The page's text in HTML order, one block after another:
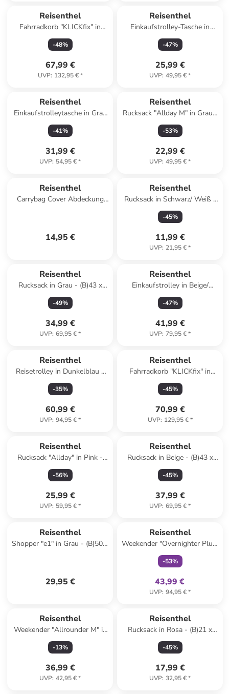
Reisenthel
Fahrradkorb "KLICKfix" in
Blau - (B)45 x (H)40 x (T)40
cm
-48%
67,99 €
UVP: 132,95 €*
Reisenthel
Einkaufstrolley-Tasche in
Beige/ Schwarz - (B)34 x
(H)60 x (T)24 cm
-47%
25,99 €
UVP: 49,95 €*
Reisenthel
Einkaufstrolleytasche in Grau
- (B)34 x (H)60 x (T)24 cm
-41%
31,99 €
UVP: 54,95 €*
Reisenthel
Rucksack "Allday M" in Grau -
(B)30 x (H)39 x (T)13 cm
-53%
22,99 €
UVP: 49,95 €*
Reisenthel
Carrybag Cover Abdeckung
14,95 €
Reisenthel
Rucksack in Schwarz/ Weiß -
(B)30 x (H)45 x (T)11 cm
-45%
11,99 €
UVP: 21,95 €*
Reisenthel
Rucksack in Grau - (B)43 x
(H)43 x (T)17 cm
-49%
34,99 €
UVP: 69,95 €*
Reisenthel
Einkaufstrolley in Beige/
Schwarz - (B)43 x (H)53 x
(T)21 cm
-47%
41,99 €
UVP: 79,95 €*
Reisenthel
Reisetrolley in Dunkelblau -
(B)49 x (H)41 x (T)30 cm
-35%
60,99 €
UVP: 94,95 €*
Reisenthel
Fahrradkorb "KLICKfix" in
Bunt - (B)45 x (H)40 x (T)40
cm
-45%
70,99 €
UVP: 129,95 €*
Reisenthel
Rucksack "Allday" in Pink -
(B)30 x (H)39 x (T)13 cm
-56%
25,99 €
UVP: 59,95 €*
Reisenthel
Rucksack in Beige - (B)43 x
(H)43 x (T)17 cm
-45%
37,99 €
UVP: 69,95 €*
Reisenthel
Shopper "e1" in Grau - (B)50 x
29,95 €
Reisenthel
Weekender "Overnighter Plus"
in Blau - (B)70 x (H)38 x (T)29
cm
-53%
43,99 €
UVP: 94,95 €*
Reisenthel
Weekender "Allrounder M" in
Dunkelblau/ Weiß - (B)40 x
(H)33,5 x (T)24 cm
-13%
36,99 €
UVP: 42,95 €*
Reisenthel
Rucksack in Rosa - (B)21 x
(H)28 x (T)12 cm
-45%
17,99 €
UVP: 32,95 €*